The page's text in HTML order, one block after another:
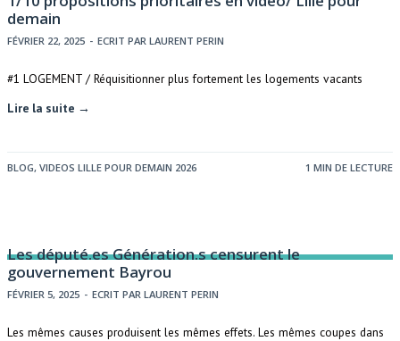
demain
FÉVRIER 22, 2025 - ECRIT PAR LAURENT PERIN
#1 LOGEMENT / Réquisitionner plus fortement les logements vacants
Lire la suite →
BLOG, VIDEOS LILLE POUR DEMAIN 2026 1 MIN DE LECTURE
Les député.es Génération.s censurent le
gouvernement Bayrou
FÉVRIER 5, 2025 - ECRIT PAR LAURENT PERIN
Les mêmes causes produisent les mêmes effets. Les mêmes coupes dans